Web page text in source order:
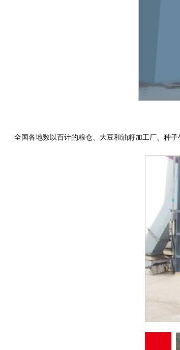
全国各地数以百计的粮仓、大豆和油籽加工厂、种